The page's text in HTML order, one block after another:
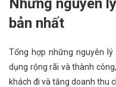
Những nguyên lý thiết kế khách sạn cơ
bản nhất
Tổng hợp những nguyên
dụng rộng rãi và thành
khách đi và tăng doanh thu